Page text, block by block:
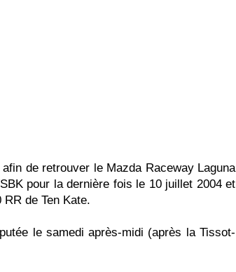
de retrouver le Mazda Raceway Laguna
pour la dernière fois le 10 juillet 2004 et
de Ten Kate.
le samedi après-midi (après la Tissot-